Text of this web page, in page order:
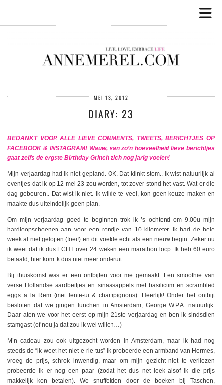
MEI 13, 2012
DIARY: 23
BEDANKT VOOR ALLE LIEVE COMMENTS, TWEETS, BERICHTJES OP
FACEBOOK & INSTAGRAM! Wauw, van zo’n hoeveelheid lieve berichtjes
gaat zelfs de ergste Birthday Grinch zich nog jarig voelen!
Mijn verjaardag had ik niet gepland. OK. Dat klinkt stom.. Ik wist natuurlijk al
eventjes dat ik op 12 mei 23 zou worden, tot zover stond het vast. Wat er die
dag gebeuren.. Dat wist ik niet. Ik wilde te veel, kon geen keuze maken en
maakte dus uiteindelijk geen plan.
Om mijn verjaardag goed te beginnen trok ik ’s ochtend om 9.00u mijn
hardloopschoenen aan voor een rondje van 10 kilometer. Ik had de hele
week al niet gelopen (foei!) en dit voelde echt als een nieuw begin. Zeker nu
ik weet dat ik dus ECHT over 24 weken een marathon loop. Ik heb 60 euro
betaald, hier kom ik dus niet meer onderuit.
Bij thuiskomst was er een ontbijten voor me gemaakt. Een smoothie van
verse Hollandse aardbeitjes en sinaasappels met basilicum en scrambled
eggs a la Rem (met lente-ui & champignons). Heerlijk! Onder het ontbijt
besloten dat we gingen lunchen in Amsterdam, George W.P.A. natuurlijk.
Daar aten we voor het eerst op mijn 21ste verjaardag en ben ik sindsdien
stamgast (of nou ja dat zou ik wel willen…)
M’n cadeau zou ook uitgezocht worden in Amsterdam, maar ik had nog
steeds de “ik-weet-het-niet-e-rie-tus” ik probeerde een armband van Hermes,
vroeg de prijs, schrok inwendig, maar om mijn gezicht niet te verliezen
probeerde ik er nog een paar (zodat het dus net leek alsof ik die prijs
makkelijk kon betalen). We snuffelden door de boeken bij Taschen,